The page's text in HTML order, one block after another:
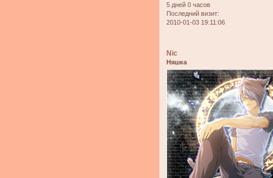
5 дней 0 часов
Последний визит:
2010-01-03 19:11:06
Nic
Няшка